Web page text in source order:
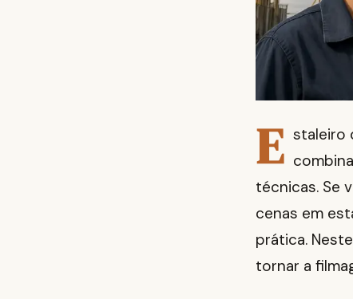
E staleiro
técnicas. Se
cenas em
prática.
tornar a